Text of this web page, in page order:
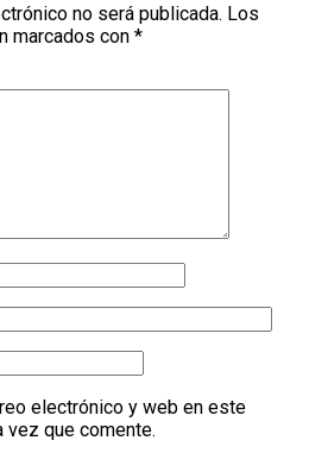
no será publicada. Los
marcados con *
electrónico y web en este
vez que comente.